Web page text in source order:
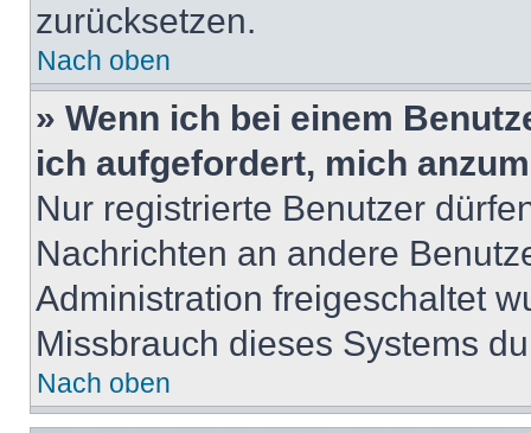
zurücksetzen.
Nach oben
» Wenn ich bei einem
ich aufgefordert, mich
Nur registrierte Benutzer
Nachrichten an andere
Administration freigeschaltet
Missbrauch dieses Systems
Nach oben